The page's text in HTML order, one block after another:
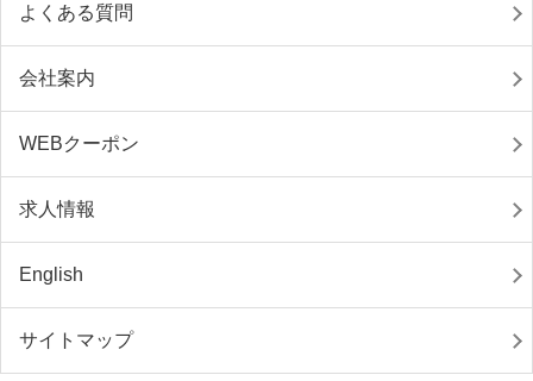
よくある質問
会社案内
WEBクーポン
求人情報
English
サイトマップ